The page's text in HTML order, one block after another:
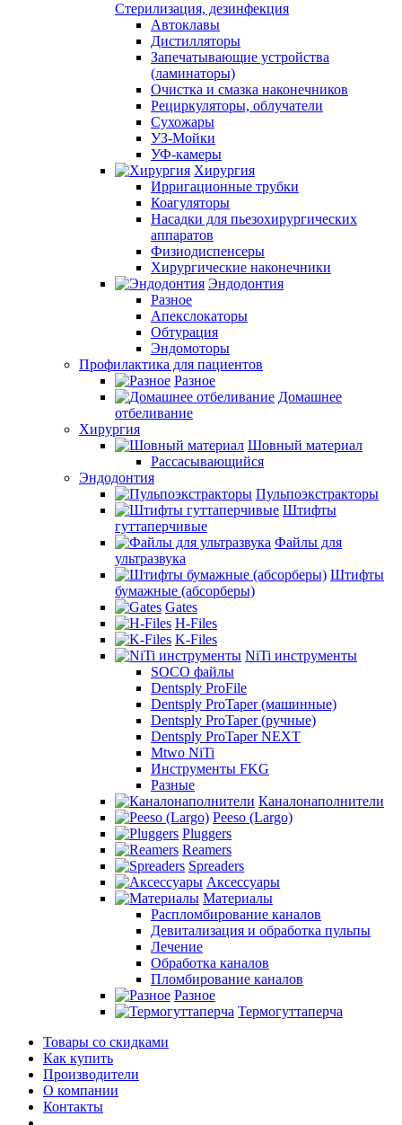
Стерилизация, дезинфекция
Автоклавы
Дистилляторы
Запечатывающие устройства
(ламинаторы)
Очистка и смазка наконечников
Рециркуляторы, облучатели
Сухожары
УЗ-Мойки
УФ-камеры
Хирургия
Ирригационные трубки
Коагуляторы
Насадки для пьезохирургических
аппаратов
Физиодиспенсеры
Хирургические наконечники
Эндодонтия
Разное
Апекслокаторы
Обтурация
Эндомоторы
Профилактика для пациентов
Разное
Домашнее
отбеливание
Хирургия
Шовный материал
Рассасывающийся
Эндодонтия
Пульпоэкстракторы
Штифты
гуттаперчивые
Файлы для
ультразвука
Штифты
бумажные (абсорберы)
Gates
H-Files
K-Files
NiTi инструменты
SOCO файлы
Dentsply ProFile
Dentsply ProTaper (машинные)
Dentsply ProTaper (ручные)
Dentsply ProTaper NEXT
Mtwo NiTi
Инструменты FKG
Разные
Каналонаполнители
Peeso (Largo)
Pluggers
Reamers
Spreaders
Аксессуары
Материалы
Распломбирование каналов
Девитализация и обработка пульпы
Лечение
Обработка каналов
Пломбирование каналов
Разное
Термогуттаперча
Товары со скидками
Как купить
Производители
О компании
Контакты